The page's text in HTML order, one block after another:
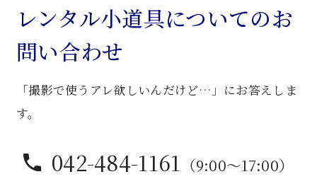
座
花
台
レンタル小道具についてのお
問い合わせ
「撮影で使うアレ欲しいんだけど…」にお答えしま
す。
042-484-1161 （9:00〜17:00）